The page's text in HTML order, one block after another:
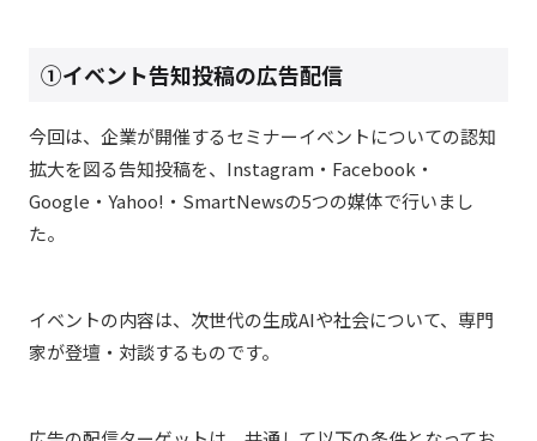
①イベント告知投稿の広告配信
今回は、企業が開催するセミナーイベントについての認知
拡大を図る告知投稿を、Instagram・Facebook・
Google・Yahoo!・SmartNewsの5つの媒体で行いまし
た。
イベントの内容は、次世代の生成AIや社会について、専門
家が登壇・対談するものです。